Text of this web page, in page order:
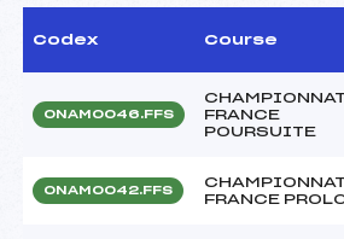
Codex Course
ONAM0046.FFS
FRANCE
POURSUITE
ONAM0042.FFS
FRANCE